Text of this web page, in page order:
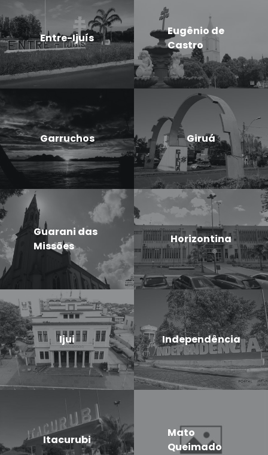
Entre-Ijuís
Eugênio de
Castro
Garruchos Giruá
Guarani das
Missões
Horizontina
Ijui Independência
Itacurubi
Mato
Queimado